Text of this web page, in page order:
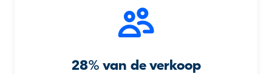
28% van de verkoop